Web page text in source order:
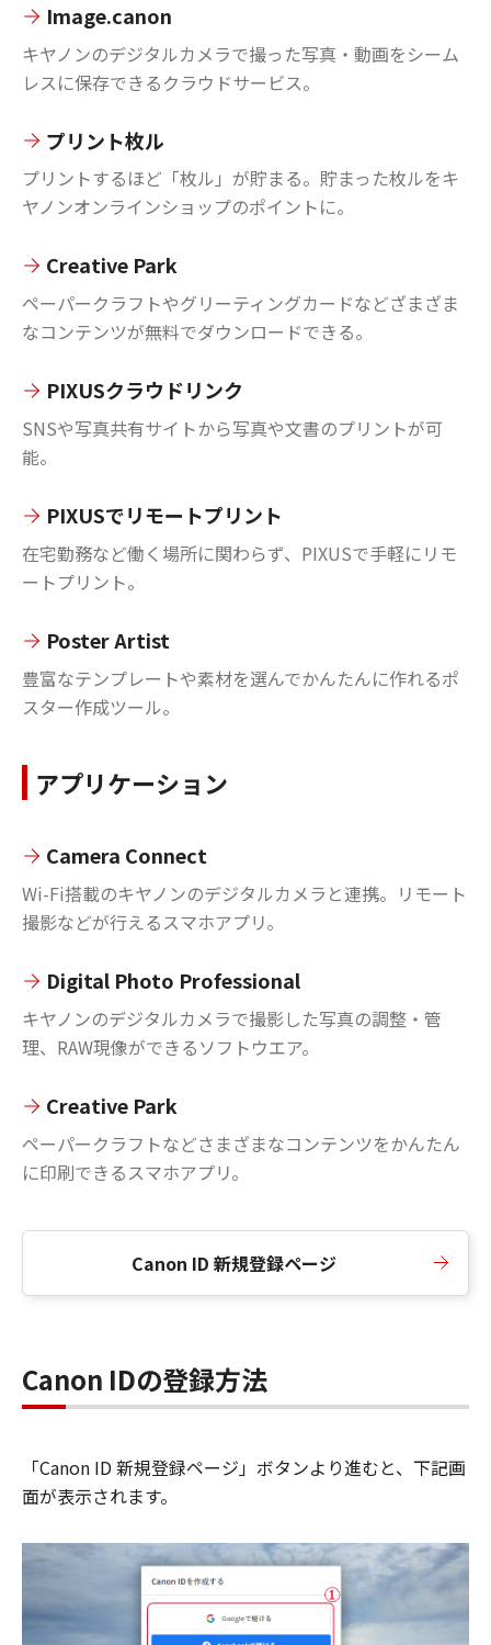
Image.canon
キヤノンのデジタルカメラで撮った写真・動画をシーム
レスに保存できるクラウドサービス。
プリント枚ル
プリントするほど「枚ル」が貯まる。貯まった枚ルをキ
ヤノンオンラインショップのポイントに。
Creative Park
ペーパークラフトやグリーティングカードなどざまざま
なコンテンツが無料でダウンロードできる。
PIXUSクラウドリンク
SNSや写真共有サイトから写真や文書のプリントが可
能。
PIXUSでリモートプリント
在宅勤務など働く場所に関わらず、PIXUSで手軽にリモ
ートプリント。
Poster Artist
豊富なテンプレートや素材を選んでかんたんに作れるポ
スター作成ツール。
アプリケーション
Camera Connect
Wi-Fi搭載のキヤノンのデジタルカメラと連携。リモート
撮影などが行えるスマホアプリ。
Digital Photo Professional
キヤノンのデジタルカメラで撮影した写真の調整・管
理、RAW現像ができるソフトウエア。
Creative Park
ペーパークラフトなどさまざまなコンテンツをかんたん
に印刷できるスマホアプリ。
Canon ID 新規登録ページ
Canon IDの登録方法
「Canon ID 新規登録ページ」ボタンより進むと、下記画
面が表示されます。